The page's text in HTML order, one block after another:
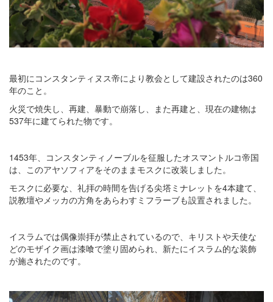
最初にコンスタンティヌス帝により教会として建設されたのは360
年のこと。
火災で焼失し、再建、暴動で崩落し、また再建と、現在の建物は
537年に建てられた物です。
1453年、コンスタンティノーブルを征服したオスマントルコ帝国
は、このアヤソフィアをそのままモスクに改装しました。
モスクに必要な、礼拝の時間を告げる尖塔ミナレットを4本建て、
説教壇やメッカの方角をあらわすミフラーブも設置されました。
イスラムでは偶像崇拝が禁止されているので、キリストや天使な
どのモザイク画は漆喰で塗り固められ、新たにイスラム的な装飾
が施されたのです。